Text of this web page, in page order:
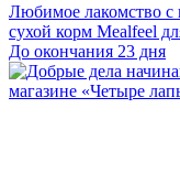
Любимое лакомство с
сухой корм Mealfeel
До окончания 23 дня